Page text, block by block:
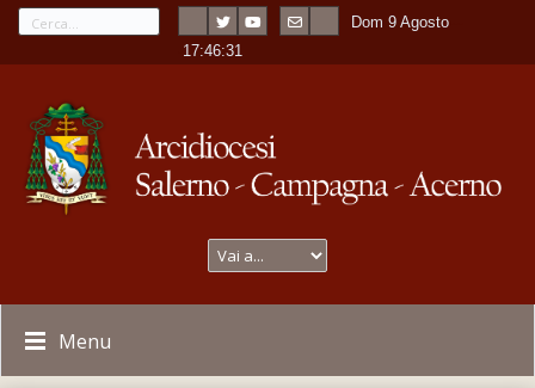
Dom 9 Agosto
17:46:31
Menu